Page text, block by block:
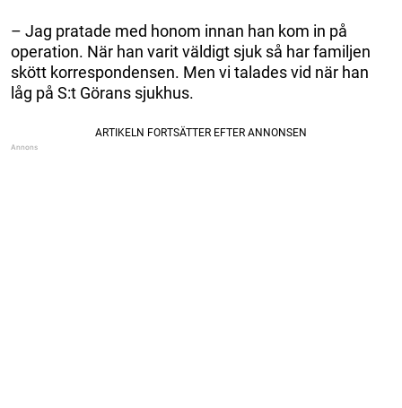
– Jag pratade med honom innan han kom in på
operation. När han varit väldigt sjuk så har familjen
skött korrespondensen. Men vi talades vid när han
låg på S:t Görans sjukhus.